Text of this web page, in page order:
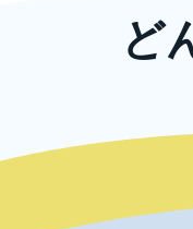
ど
ニッ